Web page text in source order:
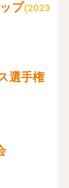
プ(2023
選手権